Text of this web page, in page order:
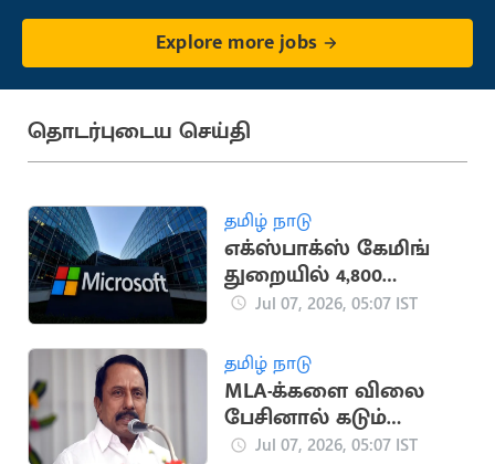
Explore more jobs
தொடர்புடைய செய்தி
தமிழ் நாடு
எக்ஸ்பாக்ஸ் கேமிங்
துறையில் 4,800
ஊழியர்களை
மைக்ரோசாப்ட்
Jul 07, 2026, 05:07 IST
தமிழ் நாடு
MLA-க்களை விலை
பேசினால் கடும்
தண்டனை:
Jul 07, 2026, 05:07 IST